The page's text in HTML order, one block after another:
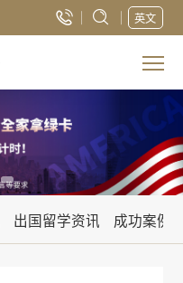
英文
出国留学资讯 成功案例